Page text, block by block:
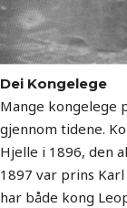
Dei Kongelege
Mange kongelege
gjennom tidene.
Hjelle i 1896, den
1897 var prins
har både kong